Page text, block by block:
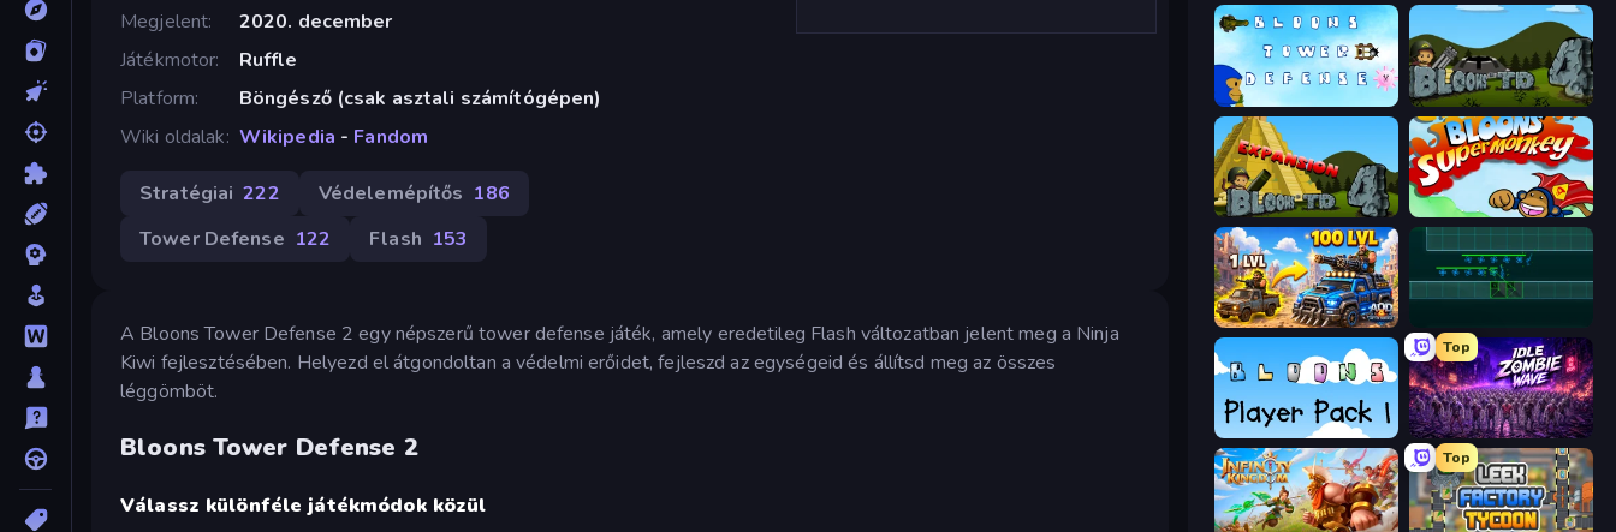
Megjelent
2020. december
Játékmotor
Ruffle
Platform
Böngésző (csak asztali számítógépen)
Wiki oldalak Wikipedia - Fandom
Stratégiai 222 Védelemépítős 186
Tower Defense 122 Flash 153
A Bloons Tower Defense 2 egy népszerű tower defense játék, amely eredetileg Flash változatban jelent meg a Ninja
Kiwi fejlesztésében. Helyezd el átgondoltan a védelmi erőidet, fejleszd az egységeid és állítsd meg az összes
léggömböt.
Bloons Tower Defense 2
Válassz különféle játékmódok közül
Bloons Tower Defense 4
Bloons Tower Defense 4 Expansion Bloons Super Monkey
AOD - Art Of Defense
Bloons Player Pack 1
Top
Idle Zombie Wave: Survivors
Top